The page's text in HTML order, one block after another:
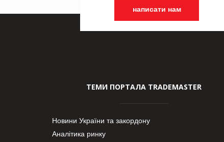
написати нам
ТЕМИ ПОРТАЛА TRADEMASTER
Новини України та закордону
Аналітика ринку